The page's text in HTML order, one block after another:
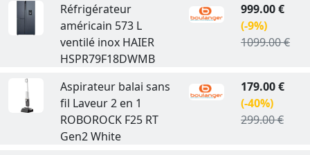
Réfrigérateur
américain 573 L
ventilé inox HAIER
HSPR79F18DWMB
999.00 €
(-9%)
1099.00 €
Aspirateur balai sans
fil Laveur 2 en 1
ROBOROCK F25 RT
Gen2 White
179.00 €
(-40%)
299.00 €